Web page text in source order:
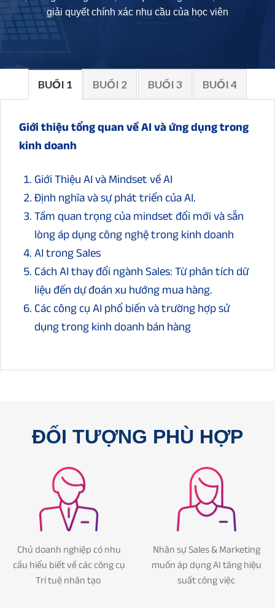
giải quyết chính xác nhu cầu của học viên
BUỔI 1 BUỔI 2 BUỔI 3 BUỔI 4
Giới thiệu tổng quan về AI và ứng dụng trong
kinh doanh
Giới Thiệu AI và Mindset về AI
Định nghĩa và sự phát triển của AI.
Tầm quan trọng của mindset đổi mới và sẵn
lòng áp dụng công nghệ trong kinh doanh
AI trong Sales
Cách AI thay đổi ngành Sales: Từ phân tích dữ
liệu đến dự đoán xu hướng mua hàng.
Các công cụ AI phổ biến và trường hợp sử
dụng trong kinh doanh bán hàng
ĐỐI TƯỢNG PHÙ HỢP
Chủ doanh nghiệp có nhu
cầu hiểu biết về các công cụ
Trí tuệ nhân tạo
Nhân sự Sales & Marketing
muốn áp dụng AI tăng hiệu
suất công việc